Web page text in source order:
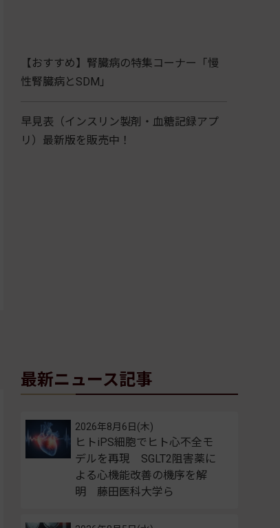
【おすすめ】腎臓病の特集コーナー「慢
性腎臓病とSDM」
早見表（インスリン製剤・血糖記録アプ
リ）最新版を販売中！
最新ニュース記事
ヒトiPS細胞でヒト心不全モ
デルを再現 SGLT2阻害薬に
よる心機能改善の機序を解
明 藤田医科大学ら
2026年8月6日(木)